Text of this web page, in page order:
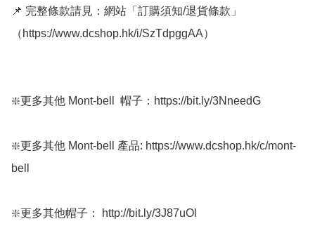
📌 完整條款請見：網站「訂購須知/退貨條款」
（https://www.dcshop.hk/i/SzTdpggAA）
❇️更多其他 Mont-bell  帽子：https://bit.ly/3NneedG
❇️更多其他 Mont-bell 產品: https://www.dcshop.hk/c/mont-
bell
❇️更多其他帽子： http://bit.ly/3J87uOl